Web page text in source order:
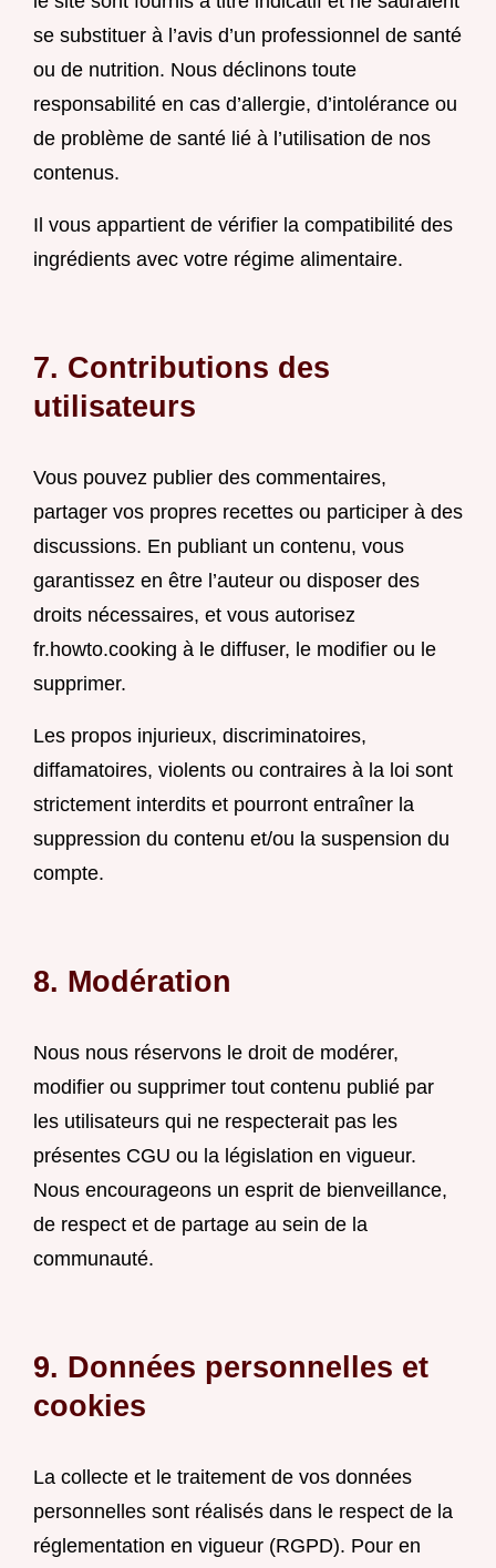
se substituer à l’avis d’un professionnel de santé
ou de nutrition. Nous déclinons toute
responsabilité en cas d’allergie, d’intolérance ou
de problème de santé lié à l’utilisation de nos
contenus.
Il vous appartient de vérifier la compatibilité des
ingrédients avec votre régime alimentaire.
7. Contributions des
utilisateurs
Vous pouvez publier des commentaires,
partager vos propres recettes ou participer à des
discussions. En publiant un contenu, vous
garantissez en être l’auteur ou disposer des
droits nécessaires, et vous autorisez
fr.howto.cooking à le diffuser, le modifier ou le
supprimer.
Les propos injurieux, discriminatoires,
diffamatoires, violents ou contraires à la loi sont
strictement interdits et pourront entraîner la
suppression du contenu et/ou la suspension du
compte.
8. Modération
Nous nous réservons le droit de modérer,
modifier ou supprimer tout contenu publié par
les utilisateurs qui ne respecterait pas les
présentes CGU ou la législation en vigueur.
Nous encourageons un esprit de bienveillance,
de respect et de partage au sein de la
communauté.
9. Données personnelles et
cookies
La collecte et le traitement de vos données
personnelles sont réalisés dans le respect de la
réglementation en vigueur (RGPD). Pour en